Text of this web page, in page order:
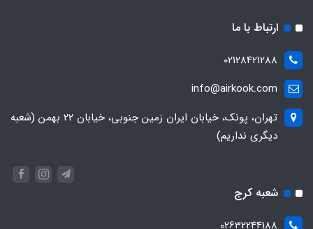
ارتباط با ما
02128421288
info@airkook.com
تهران، پونک، خیابان ایران زمین جنوبی، خیابان 22 بهمن (شعبه
دیگری نداریم)
شعبه کرج
02632244188